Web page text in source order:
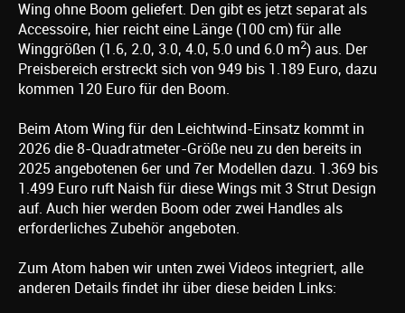
Wing ohne Boom geliefert. Den gibt es jetzt separat als
Accessoire, hier reicht eine Länge (100 cm) für alle
Winggrößen (1.6, 2.0, 3.0, 4.0, 5.0 und 6.0 m2) aus. Der
Preisbereich erstreckt sich von 949 bis 1.189 Euro, dazu
kommen 120 Euro für den Boom.
Beim Atom Wing für den Leichtwind-Einsatz kommt in
2026 die 8-Quadratmeter-Größe neu zu den bereits in
2025 angebotenen 6er und 7er Modellen dazu. 1.369 bis
1.499 Euro ruft Naish für diese Wings mit 3 Strut Design
auf. Auch hier werden Boom oder zwei Handles als
erforderliches Zubehör angeboten.
Zum Atom haben wir unten zwei Videos integriert, alle
anderen Details findet ihr über diese beiden Links: